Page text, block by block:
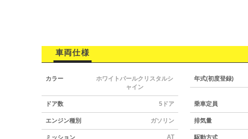
車両仕様
カラー
ホワイトパールクリスタルシ
ャイン
年式(初度登録)
ドア数 5ドア 乗車定員
エンジン種別 ガソリン 排気量
AT